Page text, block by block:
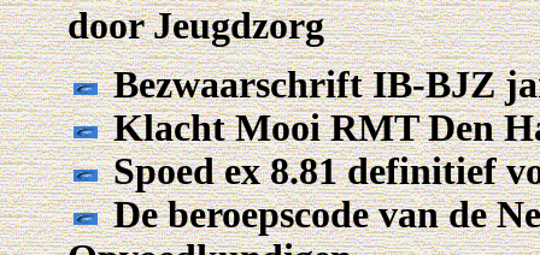
door Jeugdzorg
Bezwaarschrift IB-BJZ
Klacht Mooi RMT Den
Spoed ex 8.81 definitief
De beroepscode van de